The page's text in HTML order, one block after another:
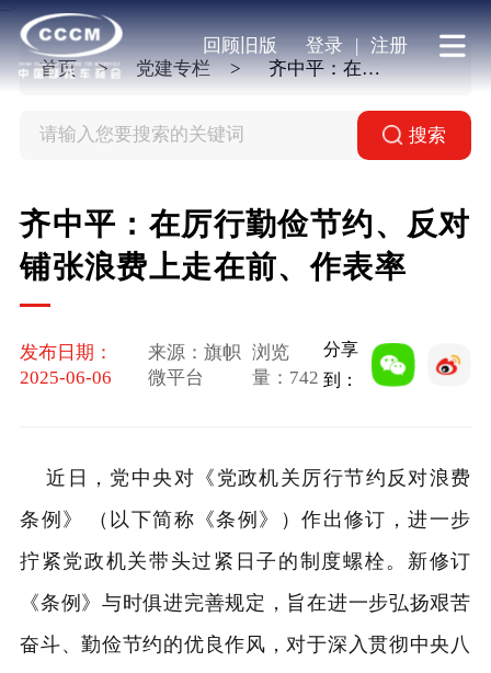
-->
回顾旧版 登录 | 注册
首页
党建专栏 齐中平：在厉行勤俭节约、反对铺张浪费上走在前、作表率
搜索
齐中平：在厉行勤俭节约、反对
铺张浪费上走在前、作表率
发布日期：
2025-06-06
来源：旗帜
微平台
浏览
量： 742
分享
到：
近日，党中央对《党政机关厉行节约反对浪费
条例》 （以下简称《条例》）作出修订，进一步
拧紧党政机关带头过紧日子的制度螺栓。新修订
《条例》与时俱进完善规定，旨在进一步弘扬艰苦
奋斗、勤俭节约的优良作风，对于深入贯彻中央八